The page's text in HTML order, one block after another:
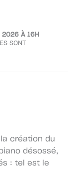
2026 À 16H
SONT
création du
désossé,
: tel est le